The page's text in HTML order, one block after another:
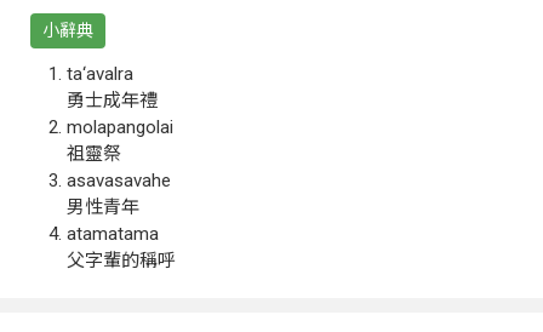
小辭典
ta‘avalra
勇士成年禮
molapangolai
祖靈祭
asavasavahe
男性青年
atamatama
父字輩的稱呼